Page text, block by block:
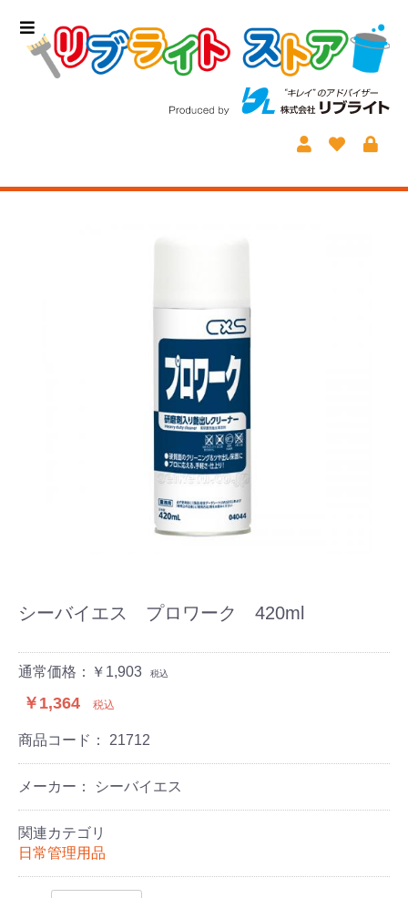
シーバイエス プロワーク 420ml
通常価格：￥1,903 税込
￥1,364 税込
商品コード： 21712
メーカー： シーバイエス
関連カテゴリ
日常管理用品